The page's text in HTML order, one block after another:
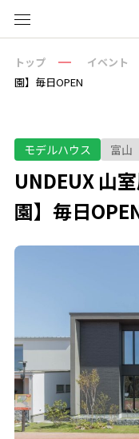
トップ イベント
園】毎日OPEN
モデルハウス 富山
UNDEUX 山
園】毎日